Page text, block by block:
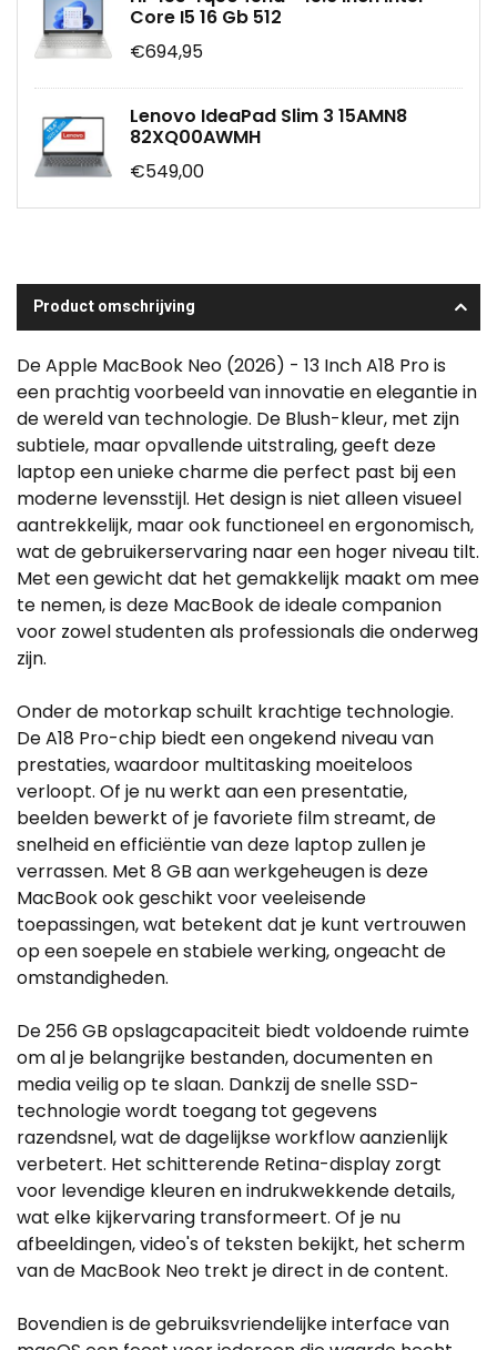
Core I5 16 Gb 512
€694,95
Lenovo IdeaPad Slim 3 15AMN8
82XQ00AWMH
€549,00
Product omschrijving
De Apple MacBook Neo (2026) - 13 Inch A18 Pro is
een prachtig voorbeeld van innovatie en elegantie in
de wereld van technologie. De Blush-kleur, met zijn
subtiele, maar opvallende uitstraling, geeft deze
laptop een unieke charme die perfect past bij een
moderne levensstijl. Het design is niet alleen visueel
aantrekkelijk, maar ook functioneel en ergonomisch,
wat de gebruikerservaring naar een hoger niveau tilt.
Met een gewicht dat het gemakkelijk maakt om mee
te nemen, is deze MacBook de ideale companion
voor zowel studenten als professionals die onderweg
zijn.
Onder de motorkap schuilt krachtige technologie.
De A18 Pro-chip biedt een ongekend niveau van
prestaties, waardoor multitasking moeiteloos
verloopt. Of je nu werkt aan een presentatie,
beelden bewerkt of je favoriete film streamt, de
snelheid en efficiëntie van deze laptop zullen je
verrassen. Met 8 GB aan werkgeheugen is deze
MacBook ook geschikt voor veeleisende
toepassingen, wat betekent dat je kunt vertrouwen
op een soepele en stabiele werking, ongeacht de
omstandigheden.
De 256 GB opslagcapaciteit biedt voldoende ruimte
om al je belangrijke bestanden, documenten en
media veilig op te slaan. Dankzij de snelle SSD-
technologie wordt toegang tot gegevens
razendsnel, wat de dagelijkse workflow aanzienlijk
verbetert. Het schitterende Retina-display zorgt
voor levendige kleuren en indrukwekkende details,
wat elke kijkervaring transformeert. Of je nu
afbeeldingen, video's of teksten bekijkt, het scherm
van de MacBook Neo trekt je direct in de content.
Bovendien is de gebruiksvriendelijke interface van